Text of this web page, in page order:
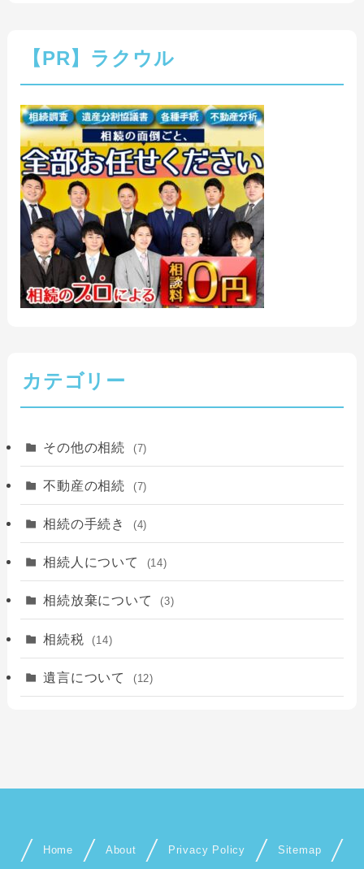
【PR】ラクウル
カテゴリー
その他の相続 (7)
不動産の相続 (7)
相続の手続き (4)
相続人について (14)
相続放棄について (3)
相続税 (14)
遺言について (12)
Home About Privacy Policy Sitemap